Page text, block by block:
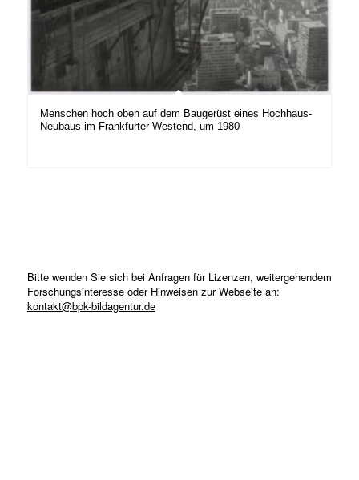
Menschen hoch oben auf dem Baugerüst eines Hochhaus-
Neubaus im Frankfurter Westend, um 1980
Bitte wenden Sie sich bei Anfragen für Lizenzen, weitergehendem
Forschungsinteresse oder Hinweisen zur Webseite an:
kontakt@bpk-bildagentur.de